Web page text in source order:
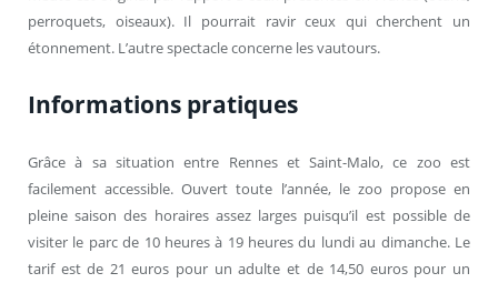
perroquets, oiseaux). Il pourrait ravir ceux qui cherchent un
étonnement. L’autre spectacle concerne les vautours.
Informations pratiques
Grâce à sa situation entre Rennes et Saint-Malo, ce zoo est
facilement accessible. Ouvert toute l’année, le zoo propose en
pleine saison des horaires assez larges puisqu’il est possible de
visiter le parc de 10 heures à 19 heures du lundi au dimanche. Le
tarif est de 21 euros pour un adulte et de 14,50 euros pour un